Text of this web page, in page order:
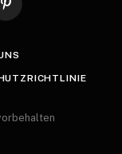
Pinterest